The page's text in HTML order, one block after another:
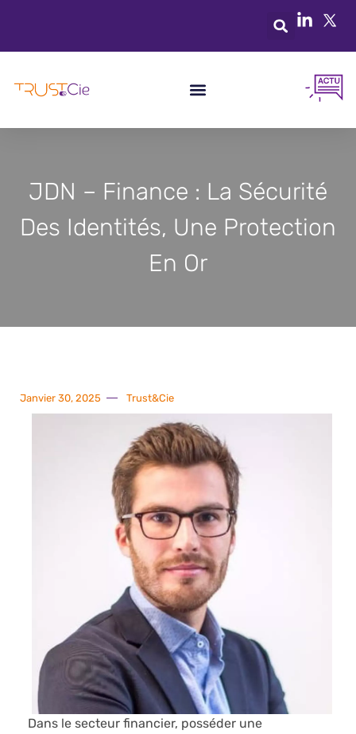
JDN – Finance : La Sécurité
Des Identités, Une Protection
En Or
Janvier 30, 2025 Trust&Cie
Dans le secteur financier, posséder une